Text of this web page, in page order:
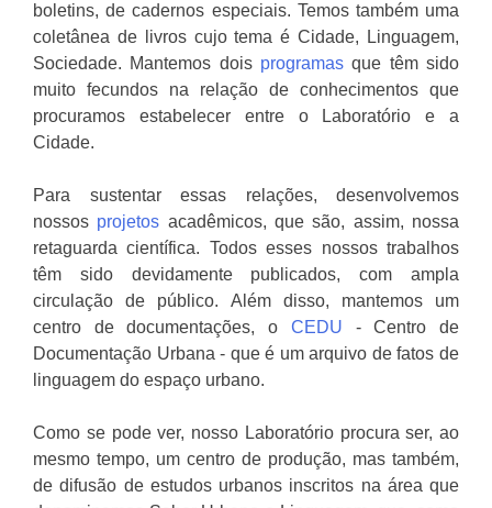
boletins, de cadernos especiais. Temos também uma
coletânea de livros cujo tema é Cidade, Linguagem,
Sociedade. Mantemos dois programas que têm sido
muito fecundos na relação de conhecimentos que
procuramos estabelecer entre o Laboratório e a
Cidade.
Para sustentar essas relações, desenvolvemos
nossos projetos acadêmicos, que são, assim, nossa
retaguarda científica. Todos esses nossos trabalhos
têm sido devidamente publicados, com ampla
circulação de público. Além disso, mantemos um
centro de documentações, o CEDU - Centro de
Documentação Urbana - que é um arquivo de fatos de
linguagem do espaço urbano.
Como se pode ver, nosso Laboratório procura ser, ao
mesmo tempo, um centro de produção, mas também,
de difusão de estudos urbanos inscritos na área que